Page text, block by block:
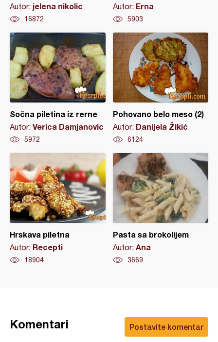
Autor: jelena nikolic
16872
Autor: Erna
5903
Sočna piletina iz rerne
Autor: Verica Damjanovic
5972
Pohovano belo meso (2)
Autor: Danijela Žikić
6124
Hrskava piletna
Autor: Recepti
18904
Pasta sa brokolijem
Autor: Ana
3669
Postavite komentar
Komentari